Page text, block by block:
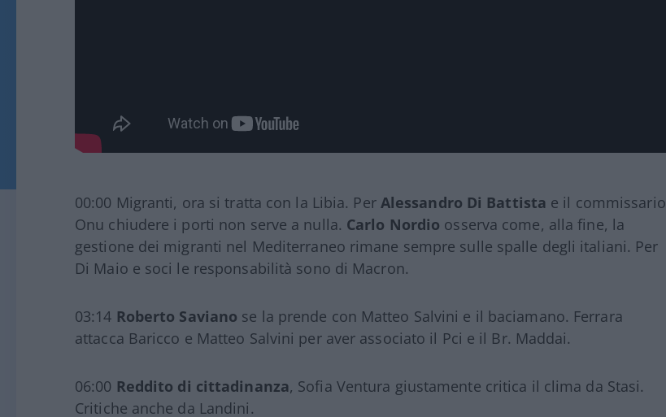
00:00 Migranti, ora si tratta con la Libia. Per Alessandro Di Battista e il commissario
Onu chiudere i porti non serve a nulla. Carlo Nordio osserva come, alla fine, la
gestione dei migranti nel Mediterraneo rimane sempre sulle spalle degli italiani. Per
Di Maio e soci le responsabilità sono di Macron.
03:14 Roberto Saviano se la prende con Matteo Salvini e il baciamano. Ferrara
attacca Baricco e Matteo Salvini per aver associato il Pci e il Br. Maddai.
06:00 Reddito di cittadinanza, Sofia Ventura giustamente critica il clima da Stasi.
Critiche anche da Landini.